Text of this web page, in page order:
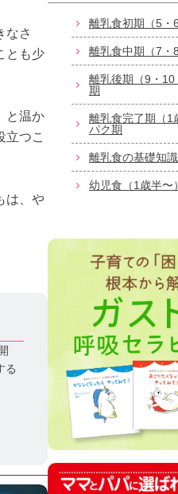
なさ
とも少
と温か
立つこ
は、や
る
離乳食初期（5・
離乳食中期（7・
離乳後期（9・10
期
離乳食完了期（1
パク期
離乳食の基礎知識
幼児食（1歳半〜）